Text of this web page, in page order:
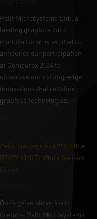
Palit Microsystems Ltd., a
leading graphics card
manufacturer, is excited to
announce our participation
at Computex 2024 to
showcase our cutting-edge
innovations that redefine
graphics technologies.
Palit, GeForce RTX™ 4070 ve
RTX™ 4060 Ti White Serisini
Sunar
Önde gelen ekran kartı
üreticisi Palit Microsystems